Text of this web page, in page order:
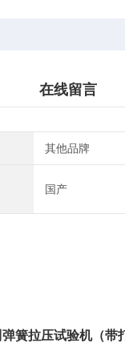
在线留言
其他品牌
国产
弹簧拉压试验机（带